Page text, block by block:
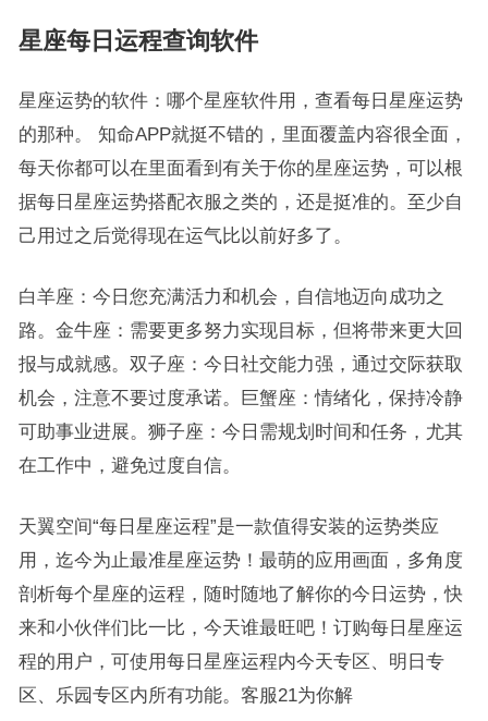
星座每日运程查询软件
星座运势的软件：哪个星座软件用，查看每日星座运势
的那种。 知命APP就挺不错的，里面覆盖内容很全面，
每天你都可以在里面看到有关于你的星座运势，可以根
据每日星座运势搭配衣服之类的，还是挺准的。至少自
己用过之后觉得现在运气比以前好多了。
白羊座：今日您充满活力和机会，自信地迈向成功之
路。金牛座：需要更多努力实现目标，但将带来更大回
报与成就感。双子座：今日社交能力强，通过交际获取
机会，注意不要过度承诺。巨蟹座：情绪化，保持冷静
可助事业进展。狮子座：今日需规划时间和任务，尤其
在工作中，避免过度自信。
天翼空间“每日星座运程”是一款值得安装的运势类应
用，迄今为止最准星座运势！最萌的应用画面，多角度
剖析每个星座的运程，随时随地了解你的今日运势，快
来和小伙伴们比一比，今天谁最旺吧！订购每日星座运
程的用户，可使用每日星座运程内今天专区、明日专
区、乐园专区内所有功能。客服21为你解